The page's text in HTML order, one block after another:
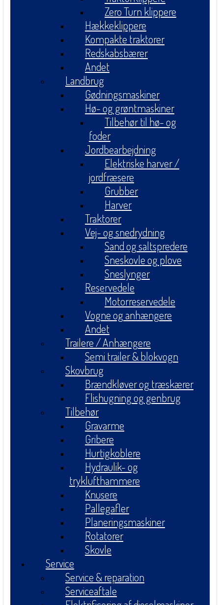
Zero Turn klippere
Hækkeklippere
Kompakte traktorer
Redskabsbærer
Andet
Landbrug
Gødningsmaskiner
Hø- og grøntmaskiner
Tilbehør til hø- og
foder
Jordbearbejdning
Elektriske harver /
jordfræsere
Grubber
Harver
Traktorer
Vej- og snedrydning
Sand og saltspredere
Sneskovle og plove
Sneslynger
Reservedele
Motorreservedele
Vogne og anhængere
Andet
Trailere / Anhængere
Semi trailer & blokvogn
Skovbrug
Brændkløver og træskærer
Flishugning og genbrug
Tilbehør
Gravarme
Gribere
Hurtigkoblere
Hydraulik- og
tryklufthammere
Knusere
Pallegafler
Planeringsmaskiner
Rotatorer
Skovle
Service
Service & reparation
Serviceaftale